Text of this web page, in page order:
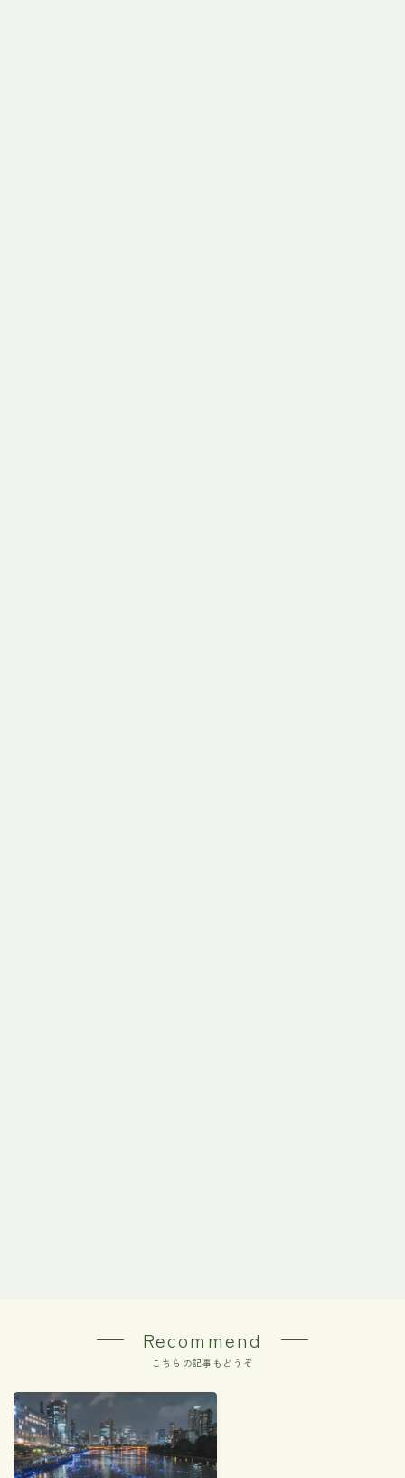
Recommend
こちらの記事もどうぞ